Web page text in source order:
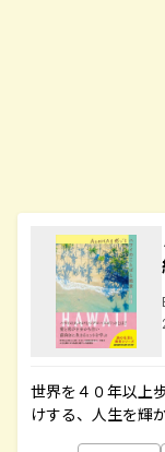
世界を４０年以上
けする、人生を輝